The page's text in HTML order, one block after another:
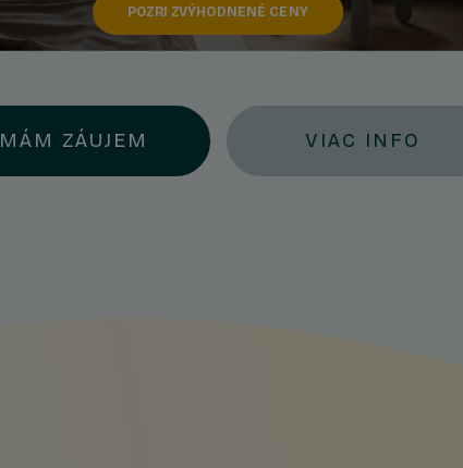
POZRI ZVÝHODNENÉ CENY
MÁM ZÁUJEM VIAC INFO